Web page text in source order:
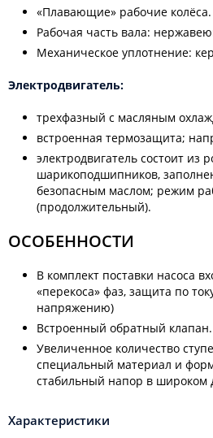
«Плавающие» рабочие колёса.
Рабочая часть вала:
Механическое уплотнение:
Электродвигатель:
трехфазный с масляным
встроенная термозащита;
электродвигатель состоит из
шарикоподшипников,
безопасным маслом; режим
(продолжительный).
ОСОБЕННОСТИ
В комплект поставки насоса
«перекоса» фаз, защита по
напряжению)
Встроенный обратный клапан.
Увеличенное количество
специальный материал и
стабильный напор в широком
Характеристики